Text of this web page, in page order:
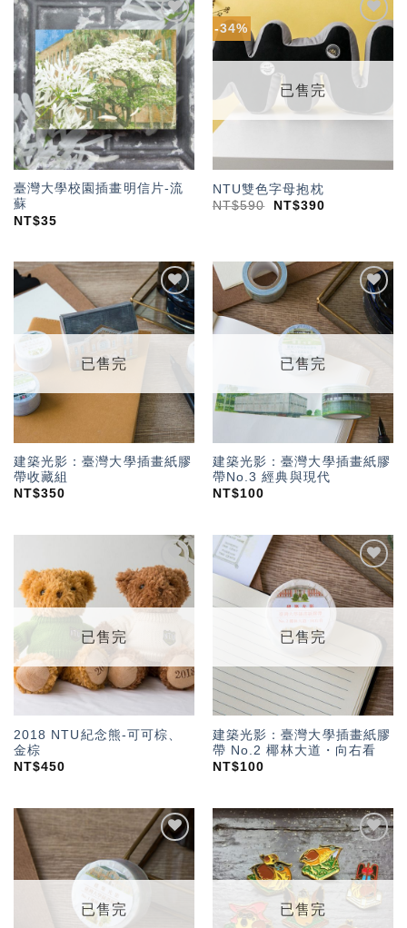
加入
「願
望輕
單」
臺灣大學校園插畫明信片-流
蘇
NT$35
-34%
加入
「願
望輕
已售完
NTU雙色字母抱枕
NT$590 NT$390
加入
「願
望輕
已售完
建築光影：臺灣大學插畫紙膠
帶收藏組
NT$350
加入
「願
望輕
已售完
建築光影：臺灣大學插畫紙膠
帶No.3 經典與現代
NT$100
加入
「願
望輕
已售完
2018 NTU紀念熊-可可棕、
金棕
NT$450
加入
「願
望輕
已售完
建築光影：臺灣大學插畫紙膠
帶 No.2 椰林大道・向右看
NT$100
加入
望輕
已售完
加入
「願
望輕
單」
已售完